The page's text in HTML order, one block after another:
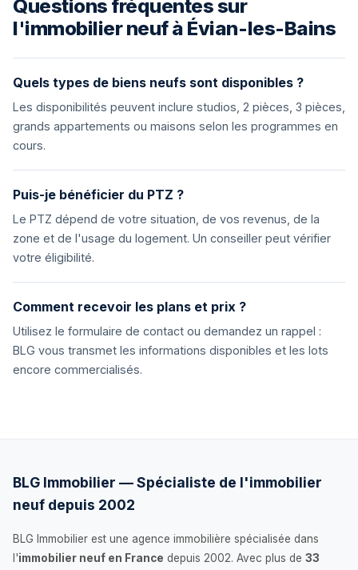
Questions fréquentes sur
l'immobilier neuf à Évian-les-Bains
Quels types de biens neufs sont disponibles ?
Les disponibilités peuvent inclure studios, 2 pièces, 3 pièces,
grands appartements ou maisons selon les programmes en
cours.
Puis-je bénéficier du PTZ ?
Le PTZ dépend de votre situation, de vos revenus, de la
zone et de l'usage du logement. Un conseiller peut vérifier
votre éligibilité.
Comment recevoir les plans et prix ?
Utilisez le formulaire de contact ou demandez un rappel :
BLG vous transmet les informations disponibles et les lots
encore commercialisés.
BLG Immobilier — Spécialiste de l'immobilier
neuf depuis 2002
BLG Immobilier est une agence immobilière spécialisée dans
l'immobilier neuf en France depuis 2002. Avec plus de 33